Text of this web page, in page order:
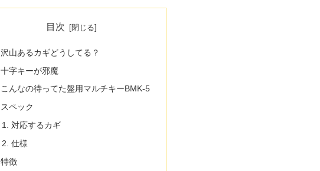
目次
沢山あるカギどうしてる？
十字キーが邪魔
こんなの待ってた盤用マルチキーBMK-5
スペック
対応するカギ
仕様
特徴